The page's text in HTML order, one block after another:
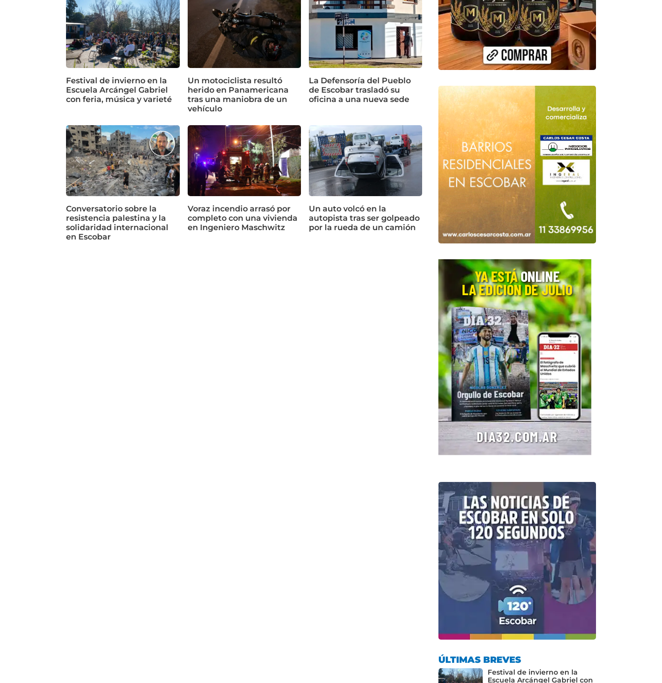
Festival de invierno en la
Escuela Arcángel Gabriel
con feria, música y varieté
Un motociclista resultó
herido en Panamericana
tras una maniobra de un
vehículo
La Defensoría del Pueblo
de Escobar trasladó su
oficina a una nueva sede
Conversatorio sobre la
resistencia palestina y la
solidaridad internacional
en Escobar
Voraz incendio arrasó por
completo con una vivienda
en Ingeniero Maschwitz
Un auto volcó en la
autopista tras ser golpeado
por la rueda de un camión
ÚLTIMAS BREVES
Festival de invierno en la
Escuela Arcángel Gabriel con